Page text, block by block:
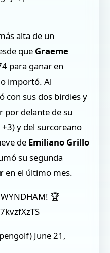
alta de un
que Graeme
para ganar en
importó. Al
con sus dos birdies y
por delante de su
y del surcoreano
de Emiliano Grillo
su segunda
en el último mes.
WYNDHAM! 🏆
June 21,